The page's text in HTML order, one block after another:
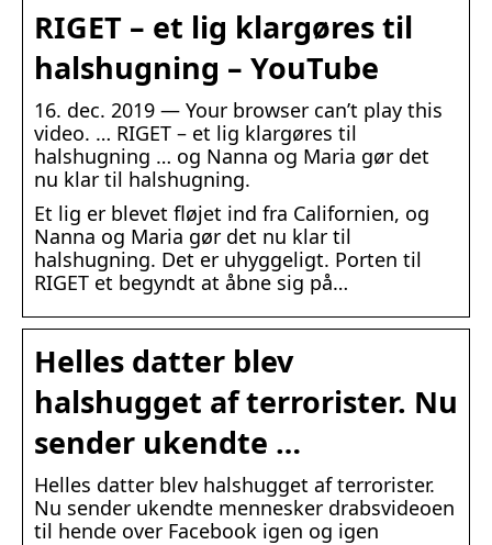
RIGET – et lig klargøres til
halshugning – YouTube
16. dec. 2019 — Your browser can’t play this
video. … RIGET – et lig klargøres til
halshugning … og Nanna og Maria gør det
nu klar til halshugning.
Et lig er blevet fløjet ind fra Californien, og
Nanna og Maria gør det nu klar til
halshugning. Det er uhyggeligt. Porten til
RIGET et begyndt at åbne sig på…
Helles datter blev
halshugget af terrorister. Nu
sender ukendte …
Helles datter blev halshugget af terrorister.
Nu sender ukendte mennesker drabsvideoen
til hende over Facebook igen og igen